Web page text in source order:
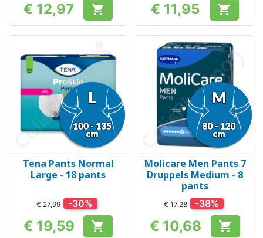
Prijs
€ 12,97  Prijs
€ 11,95 
Tena Pants Normal
Large - 18 pants
€ 27,99 -30%
Prijs
€ 19,59 
Molicare Men Pants 7
Druppels Medium - 8
pants
€ 17,28 -38%
Prijs
€ 10,68 